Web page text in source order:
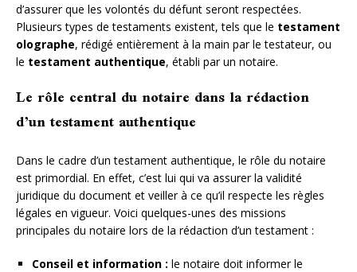
d’assurer que les volontés du défunt seront respectées.
Plusieurs types de testaments existent, tels que le testament
olographe, rédigé entièrement à la main par le testateur, ou
le testament authentique, établi par un notaire.
Le rôle central du notaire dans la rédaction
d’un testament authentique
Dans le cadre d’un testament authentique, le rôle du notaire
est primordial. En effet, c’est lui qui va assurer la validité
juridique du document et veiller à ce qu’il respecte les règles
légales en vigueur. Voici quelques-unes des missions
principales du notaire lors de la rédaction d’un testament :
Conseil et information : le notaire doit informer le